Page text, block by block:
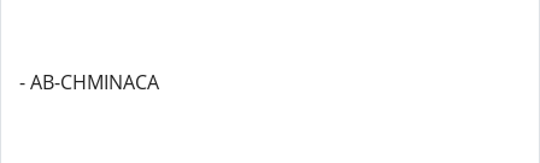
- AB-CHMINACA